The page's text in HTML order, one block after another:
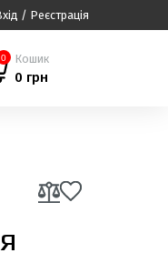
/ Реєстрація
0 Кошик
0 грн